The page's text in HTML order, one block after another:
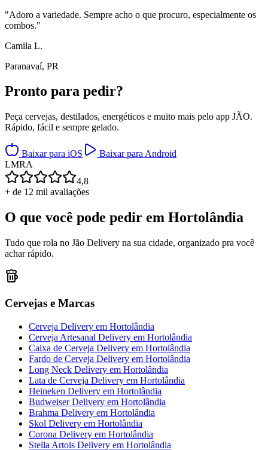
"Adoro a variedade. Sempre acho o que procuro, especialmente os
combos."
Camila L.
Paranavaí, PR
Pronto para pedir?
Peça cervejas, destilados, energéticos e muito mais pelo app JÃO.
Rápido, fácil e sempre gelado.
Baixar para iOS
Baixar para Android
LMRA
4,8
+ de 12 mil avaliações
O que você pode pedir em Hortolândia
Tudo que rola no Jão Delivery na sua cidade, organizado pra você
achar rápido.
Cervejas e Marcas
Cerveja Delivery em Hortolândia
Cerveja Artesanal Delivery em Hortolândia
Caixa de Cerveja Delivery em Hortolândia
Fardo de Cerveja Delivery em Hortolândia
Long Neck Delivery em Hortolândia
Lata de Cerveja Delivery em Hortolândia
Heineken Delivery em Hortolândia
Budweiser Delivery em Hortolândia
Brahma Delivery em Hortolândia
Skol Delivery em Hortolândia
Corona Delivery em Hortolândia
Stella Artois Delivery em Hortolândia